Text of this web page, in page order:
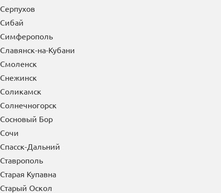
Серпухов
Сибай
Симферополь
Славянск-на-Кубани
Смоленск
Снежинск
Соликамск
Солнечногорск
Сосновый Бор
Сочи
Спасск-Дальний
Ставрополь
Старая Купавна
Старый Оскол